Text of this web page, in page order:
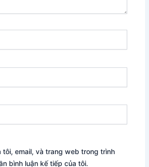
tôi, email, và trang web trong trình
bình luận kế tiếp của tôi.